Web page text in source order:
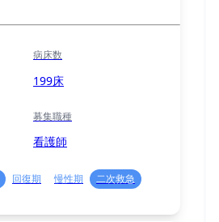
病床数
199床
募集職種
看護師
回復期 慢性期
二次救急